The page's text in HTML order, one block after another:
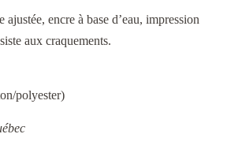
encre à base d’eau, impression
aux craquements.
polyester)